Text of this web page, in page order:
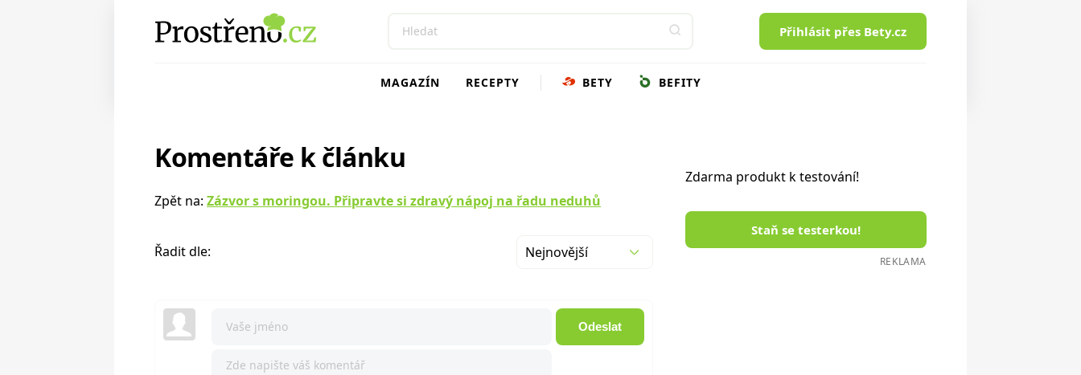
Přihlásit přes Bety.cz
MAGAZÍN RECEPTY BETY BEFITY
Komentáře k článku
Zpět na: Zázvor s moringou. Připravte si zdravý nápoj na řadu neduhů
Řadit dle: Nejnovější
Odeslat
Zdarma produkt k testování!
Staň se testerkou!
REKLAMA